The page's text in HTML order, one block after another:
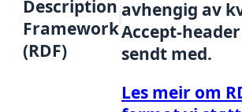
Description
Framework
(RDF)
avhengig av
Accept-
sendt med.
Les meir om